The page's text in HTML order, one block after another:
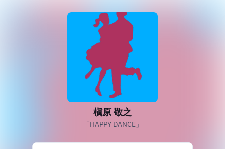
槇原 敬之
「HAPPY DANCE」